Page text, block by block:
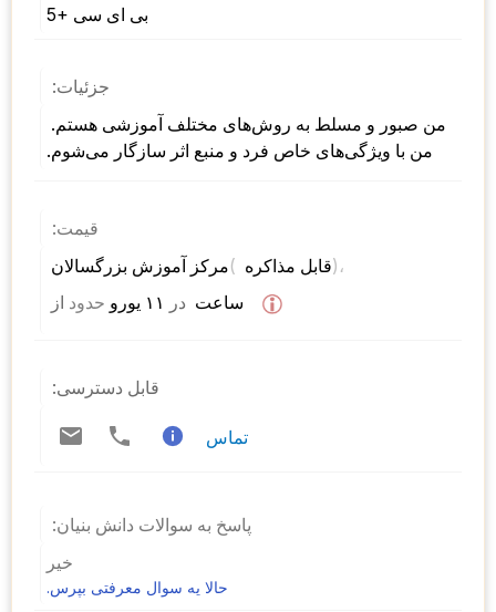
بی ای سی +5
جزئیات:
من صبور و مسلط به روش‌های مختلف آموزشی هستم.
من با ویژگی‌های خاص فرد و منبع اثر سازگار می‌شوم.
قیمت:
مرکز آموزش بزرگسالان ( قابل مذاکره )،
از حدود در ساعت
قابل دسترسی:
تماس
پاسخ به سوالات دانش بنیان:
خیر
حالا یه سوال معرفتی بپرس.